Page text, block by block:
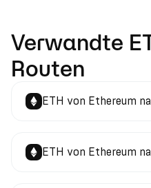
Verwandte
Routen
ETH von Ethereum
ETH von Ethereum